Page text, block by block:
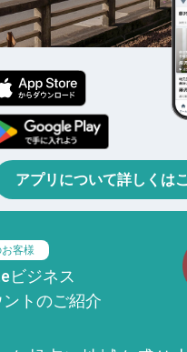
アプリについて詳しくは
客様
ビジネス
トのご紹介